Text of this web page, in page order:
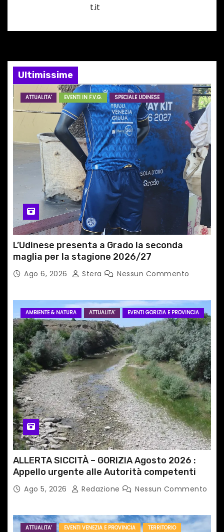
n
e
a
r
i
c
o
l
i
t.it
Ultimissime
ATTUALITA' EVENTI IN F.V.G. SPECIALE UDINESE
L’Udinese presenta a Grado la seconda
maglia per la stagione 2026/27
Ago 6, 2026 Stera Nessun Commento
AMBIENTE & NATURA ATTUALITA' EVENTI GORIZIA E PROVINCIA
ALLERTA SICCITÀ – GORIZIA Agosto 2026 :
Appello urgente alle Autorità competenti
Ago 5, 2026 Redazione Nessun Commento
ATTUALITA' EVENTI VENEZIA E PROVINCIA TERRITORIO